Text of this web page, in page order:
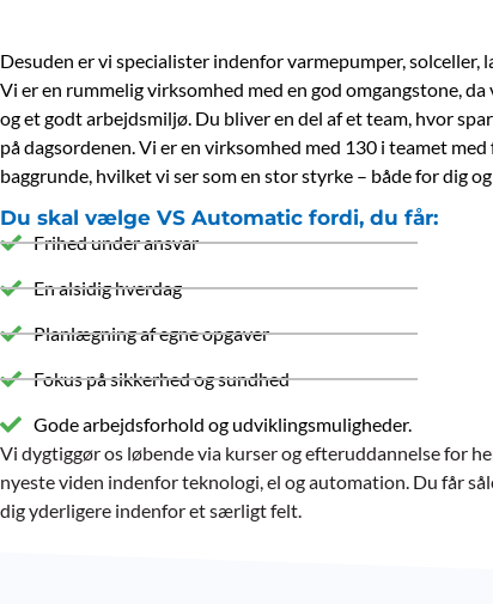
Desuden er vi specialister indenfor varmepumper, solceller,
Vi er en rummelig virksomhed med en god omgangstone,
og et godt arbejdsmiljø. Du bliver en del af et team, hvor
på dagsordenen. Vi er en virksomhed med 130 i teamet
baggrunde, hvilket vi ser som en stor styrke – både for dig
Du skal vælge VS Automatic fordi, du får:
Frihed under ansvar
En alsidig hverdag
Planlægning af egne opgaver
Fokus på sikkerhed og sundhed
Gode arbejdsforhold og udviklingsmuligheder.
Vi dygtiggør os løbende via kurser og efteruddannelse for
nyeste viden indenfor teknologi, el og automation. Du får
dig yderligere indenfor et særligt felt.